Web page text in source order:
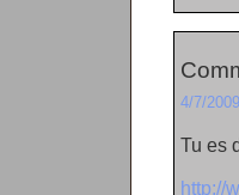
4/7/
Tu es
http://